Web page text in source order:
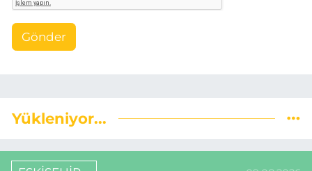
Gönder
Yükleniyor...